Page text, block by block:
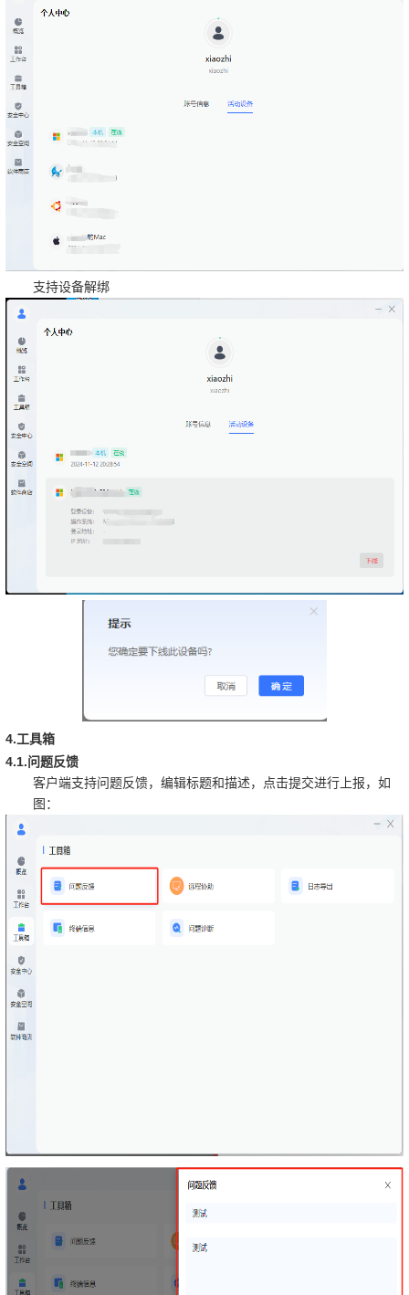
支持设备解绑
4.工具箱
4.1.问题反馈
客户端支持问题反馈，编辑标题和描述，点击提交进行上报，如
图：